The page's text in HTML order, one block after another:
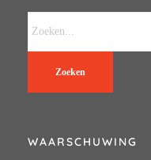
Zoeken
WAARSCHUWING